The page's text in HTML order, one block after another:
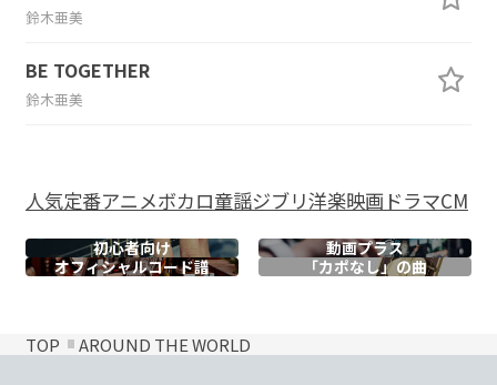
鈴木亜美
BE TOGETHER
鈴木亜美
人気定番アニメボカロ童謡ジブリ洋楽映画ドラマCM
初心者向け
動画プラス
オフィシャルコード譜 「カポなし」の曲
TOP AROUND THE WORLD